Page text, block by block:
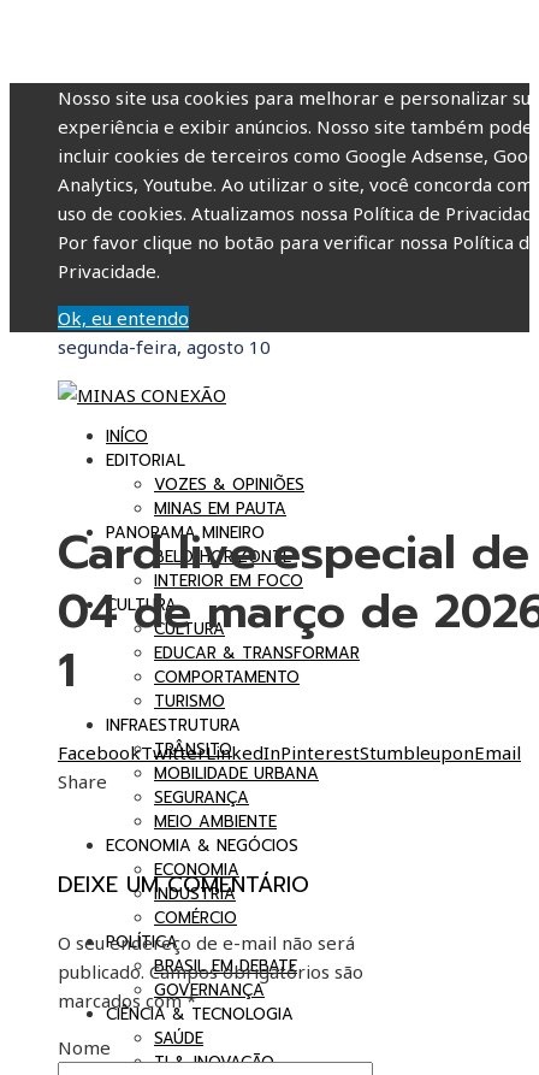
Nosso site usa cookies para melhorar e personalizar sua
experiência e exibir anúncios. Nosso site também pode
incluir cookies de terceiros como Google Adsense,
Analytics, Youtube. Ao utilizar o site, você concorda com
uso de cookies. Atualizamos nossa Política de
Por favor clique no botão para verificar nossa Política de
Privacidade.
Ok, eu entendo
segunda-feira, agosto 10
INÍCO
EDITORIAL
VOZES & OPINIÕES
MINAS EM PAUTA
PANORAMA MINEIRO
BELO HORIZONTE
INTERIOR EM FOCO
CULTURA
CULTURA
EDUCAR & TRANSFORMAR
COMPORTAMENTO
TURISMO
INFRAESTRUTURA
TRÂNSITO
MOBILIDADE URBANA
SEGURANÇA
MEIO AMBIENTE
ECONOMIA & NEGÓCIOS
ECONOMIA
INDÚSTRIA
COMÉRCIO
POLÍTICA
BRASIL EM DEBATE
GOVERNANÇA
CIÊNCIA & TECNOLOGIA
SAÚDE
TI & INOVAÇÃO
Card live especial de
04 de março de
1
FacebookTwitterLinkedInPinterestStumbleuponEmail
Share
DEIXE UM COMENTÁRIO
O seu endereço de e-mail não será
publicado. Campos obrigatórios são
marcados com*
Nome